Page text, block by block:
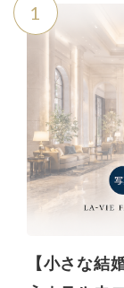
1
【小さな結